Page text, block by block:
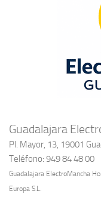
Guadalajara
Pl. Mayor, 13, 19001
Teléfono: 949 84 48 00
Guadalajara ElectroMancha
Europa S.L.